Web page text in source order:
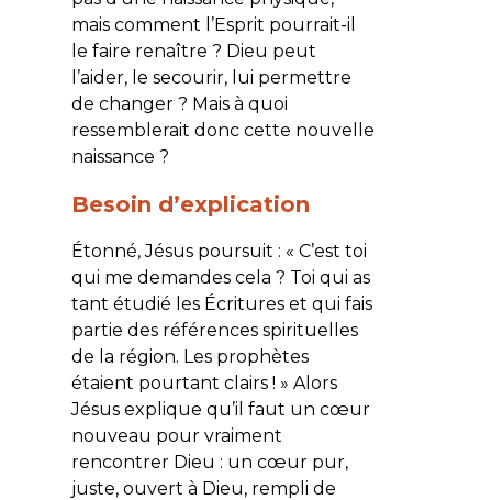
mais comment l’Esprit pourrait-il
le faire renaître ? Dieu peut
l’aider, le secourir, lui permettre
de changer ? Mais à quoi
ressemblerait donc cette nouvelle
naissance ?
Besoin d’explication
Étonné, Jésus poursuit : « C’est toi
qui me demandes cela ? Toi qui as
tant étudié les Écritures et qui fais
partie des références spirituelles
de la région. Les prophètes
étaient pourtant clairs ! » Alors
Jésus explique qu’il faut un cœur
nouveau pour vraiment
rencontrer Dieu : un cœur pur,
juste, ouvert à Dieu, rempli de